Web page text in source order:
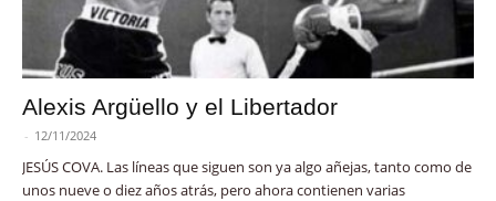
Alexis Argüello y el Libertador
- 12/11/2024
JESÚS COVA. Las líneas que siguen son ya algo añejas, tanto como de
unos nueve o diez años atrás, pero ahora contienen varias